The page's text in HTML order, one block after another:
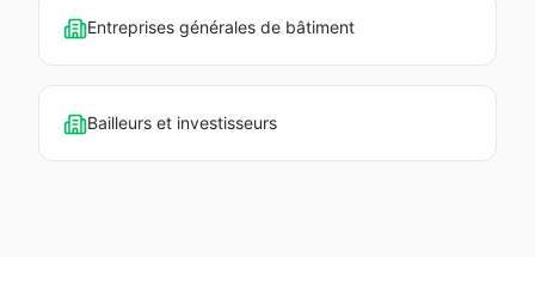
Entreprises générales de bâtiment
Bailleurs et investisseurs